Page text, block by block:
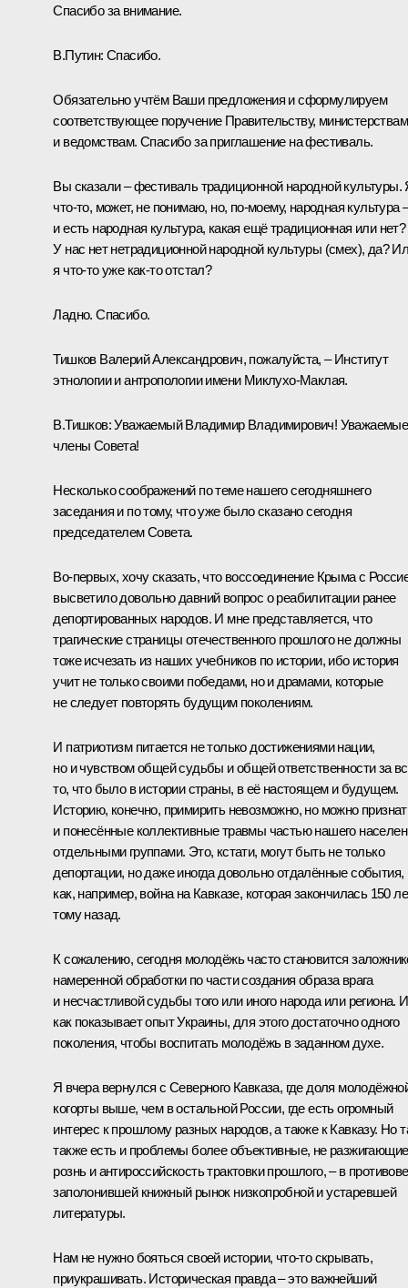
Спасибо за внимание.
В.Путин: Спасибо.
Обязательно учтём Ваши предложения и сформулируем
соответствующее поручение Правительству, министерствам
и ведомствам. Спасибо за приглашение на фестиваль.
Вы сказали – фестиваль традиционной народной культуры.
что‑то, может, не понимаю, но, по‑моему, народная культура
и есть народная культура, какая ещё традиционная или нет?
У нас нет нетрадиционной народной культуры (смех), да?
я что‑то уже как‑то отстал?
Ладно. Спасибо.
Тишков Валерий Александрович, пожалуйста, – Институт
этнологии и антропологии имени Миклухо-Маклая.
В.Тишков:Уважаемый Владимир Владимирович! Уважаемые
члены Совета!
Несколько соображений по теме нашего сегодняшнего
заседания и по тому, что уже было сказано сегодня
председателем Совета.
Во‑первых, хочу сказать, что воссоединение Крыма с
высветило довольно давний вопрос о реабилитации ранее
депортированных народов. И мне представляется, что
трагические страницы отечественного прошлого не должны
тоже исчезать из наших учебников по истории, ибо история
учит не только своими победами, но и драмами, которые
не следует повторять будущим поколениям.
И патриотизм питается не только достижениями нации,
но и чувством общей судьбы и общей ответственности за
то, что было в истории страны, в её настоящем и будущем.
Историю, конечно, примирить невозможно, но можно
и понесённые коллективные травмы частью нашего
отдельными группами. Это, кстати, могут быть не только
депортации, но даже иногда довольно отдалённые события,
как, например, война на Кавказе, которая закончилась 150
тому назад.
К сожалению, сегодня молодёжь часто становится
намеренной обработки по части создания образа врага
и несчастливой судьбы того или иного народа или региона.
как показывает опыт Украины, для этого достаточно одного
поколения, чтобы воспитать молодёжь в заданном духе.
Я вчера вернулся с Северного Кавказа, где доля
когорты выше, чем в остальной России, где есть огромный
интерес к прошлому разных народов, а также к Кавказу. Но
также есть и проблемы более объективные, не разжигающие
рознь и антироссийскость трактовки прошлого, – в
заполонившей книжный рынок низкопробной и устаревшей
литературы.
Нам не нужно бояться своей истории, что‑то скрывать,
приукрашивать. Историческая правда – это важнейший